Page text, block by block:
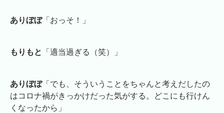
ありぼぼ「おっそ！」
もりもと 「適当過ぎる（笑）」
ありぼぼ「でも、そういうことをちゃんと考えだしたの
はコロナ禍がきっかけだった気がする。どこにも行けん
くなったから」